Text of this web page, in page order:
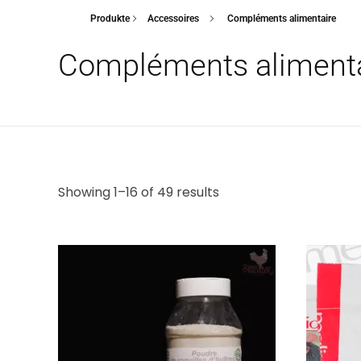
Produkte Accessoires Compléments alimentaire
Compléments
Showing 1–16 of 49 results